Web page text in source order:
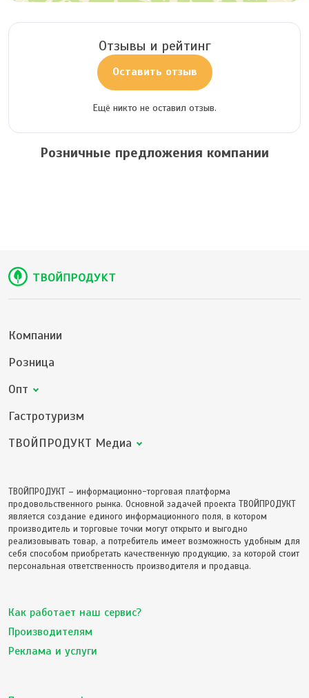
Отзывы и рейтинг
Оставить отзыв
Ещё никто не оставил отзыв.
Розничные предложения компании
Компании
Розница
Опт
Гастротуризм
ТВОЙПРОДУКТ Медиа
ТВОЙПРОДУКТ – информационно-торговая платформа
продовольственного рынка. Основной задачей проекта ТВОЙПРОДУКТ
является создание единого информационного поля, в котором
производитель и торговые точки могут открыто и выгодно
реализовывать товар, а потребитель имеет возможность удобным для
себя способом приобретать качественную продукцию, за которой стоит
персональная ответственность производителя и продавца.
Как работает наш сервис?
Производителям
Реклама и услуги